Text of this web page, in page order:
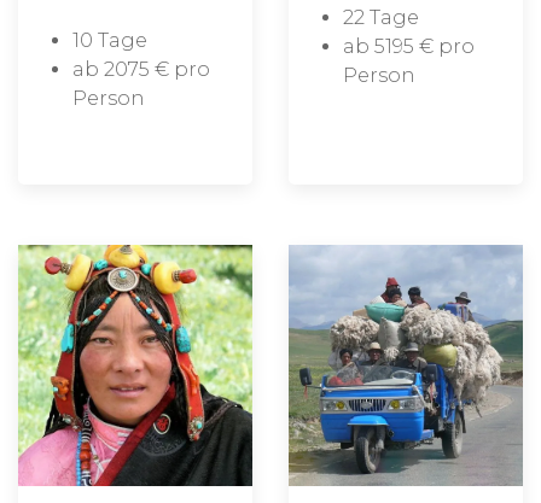
10 Tage
ab 2075 € pro
Person
22 Tage
ab 5195 € pro
Person